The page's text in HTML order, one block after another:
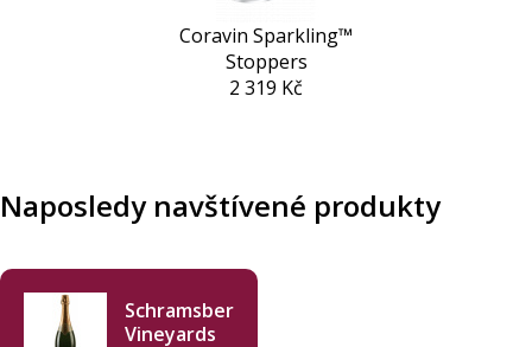
Coravin Sparkling™
Stoppers
2 319 Kč
Naposledy navštívené produkty
Schramsberg
Vineyards